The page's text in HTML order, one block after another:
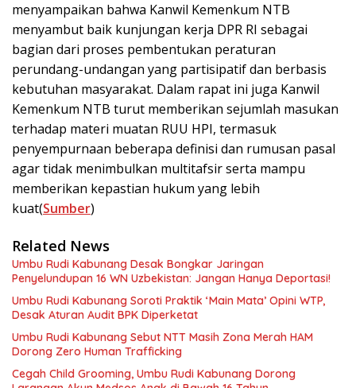
menyampaikan bahwa Kanwil Kemenkum NTB
menyambut baik kunjungan kerja DPR RI sebagai
bagian dari proses pembentukan peraturan
perundang-undangan yang partisipatif dan berbasis
kebutuhan masyarakat. Dalam rapat ini juga Kanwil
Kemenkum NTB turut memberikan sejumlah masukan
terhadap materi muatan RUU HPI, termasuk
penyempurnaan beberapa definisi dan rumusan pasal
agar tidak menimbulkan multitafsir serta mampu
memberikan kepastian hukum yang lebih
kuat(Sumber)
Related News
Umbu Rudi Kabunang Desak Bongkar Jaringan
Penyelundupan 16 WN Uzbekistan: Jangan Hanya Deportasi!
Umbu Rudi Kabunang Soroti Praktik ‘Main Mata’ Opini WTP,
Desak Aturan Audit BPK Diperketat
Umbu Rudi Kabunang Sebut NTT Masih Zona Merah HAM
Dorong Zero Human Trafficking
Cegah Child Grooming, Umbu Rudi Kabunang Dorong